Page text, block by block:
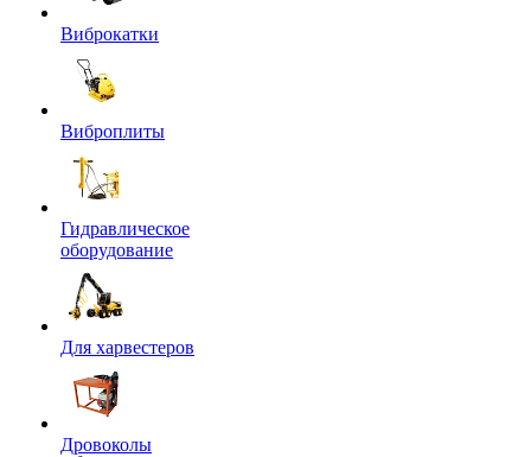
Виброкатки
Виброплиты
Гидравлическое
оборудование
Для харвестеров
Дровоколы